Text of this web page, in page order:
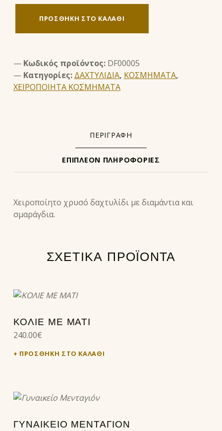
ΠΡΟΣΘΉΚΗ ΣΤΟ ΚΑΛΆΘΙ
Κωδικός προϊόντος: DF00005
Κατηγορίες: ΔΑΧΤΥΛΙΔΙΑ, ΚΟΣΜΗΜΑΤΑ,
ΧΕΙΡΟΠΟΙΗΤΑ ΚΟΣΜΗΜΑΤΑ
ΠΕΡΙΓΡΑΦΉ
ΕΠΙΠΛΈΟΝ ΠΛΗΡΟΦΟΡΊΕΣ
Χειροποίητο χρυσό δαχτυλίδι με διαμάντια και
σμαράγδια.
ΣΧΕΤΙΚΆ ΠΡΟΪΌΝΤΑ
ΚΟΛΙΕ ΜΕ ΜΑΤΙ
240.00€
ΠΡΟΣΘΉΚΗ ΣΤΟ ΚΑΛΆΘΙ
ΓΥΝΑΙΚΕΊΟ ΜΕΝΤΑΓΙΌΝ